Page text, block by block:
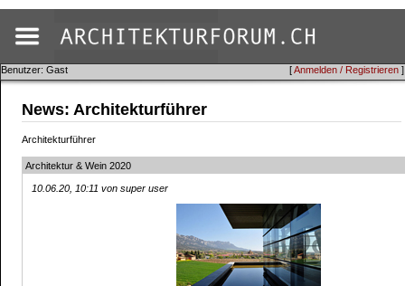
[Anmelden / Registrieren ]
Benutzer: Gast
News: Architekturführer
Architekturführer
Architektur & Wein 2020
10.06.20, 10:11 von super user